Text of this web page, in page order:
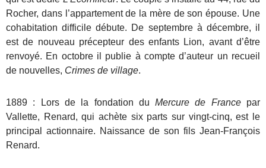
Rocher, dans l’appartement de la mère de son épouse. Une
cohabitation difficile débute. De septembre à décembre, il
est de nouveau précepteur des enfants Lion, avant d’être
renvoyé. En octobre il publie à compte d’auteur un recueil
de nouvelles, Crimes de village.
1889 : Lors de la fondation duMercure de Francepar
Vallette, Renard, qui achète six parts sur vingt-cinq, est le
principal actionnaire. Naissance de son fils Jean-François
Renard.